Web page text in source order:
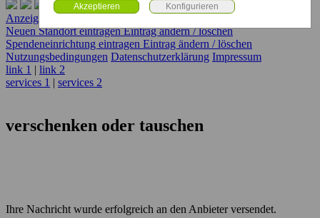
Anzeige erstellen
Neuen Standort eintragenEintrag ändern / löschen
Spendeneinrichtung eintragen Eintrag ändern / löschen
Nutzungsbedingungen Datenschutzerklärung Impressum
link 1 | link 2
services 1 | services 2
verschenken oder tauschen
Ihre Nachricht wurde erfolgreich an den Anbieter versendet.